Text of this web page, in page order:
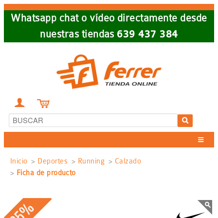
Skip
Whatsapp chat o vídeo directamente desde
nuestras tiendas 639 437 384
 
Sobrescribir
de
Inicio Deportes Running
Calzado
Ficha de producto